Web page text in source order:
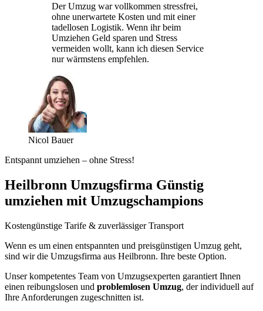
Der Umzug war vollkommen stressfrei,
ohne unerwartete Kosten und mit einer
tadellosen Logistik. Wenn ihr beim
Umziehen Geld sparen und Stress
vermeiden wollt, kann ich diesen Service
nur wärmstens empfehlen.
Nicol Bauer
Entspannt umziehen – ohne Stress!
Heilbronn Umzugsfirma Günstig
umziehen mit Umzugschampions
Kostengünstige Tarife & zuverlässiger Transport
Wenn es um einen entspannten und preisgünstigen Umzug geht,
sind wir die Umzugsfirma aus Heilbronn. Ihre beste Option.
Unser kompetentes Team von Umzugsexperten garantiert Ihnen
einen reibungslosen und problemlosen Umzug, der individuell auf
Ihre Anforderungen zugeschnitten ist.